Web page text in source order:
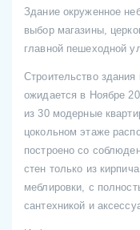
Здание окруженное
выбор магазины,
главной пешеходной
Строительство
ожидается в Ноябре
из 30 модерные
цокольном этаже
построено со
стен только из
меблировки, с
сантехникой и